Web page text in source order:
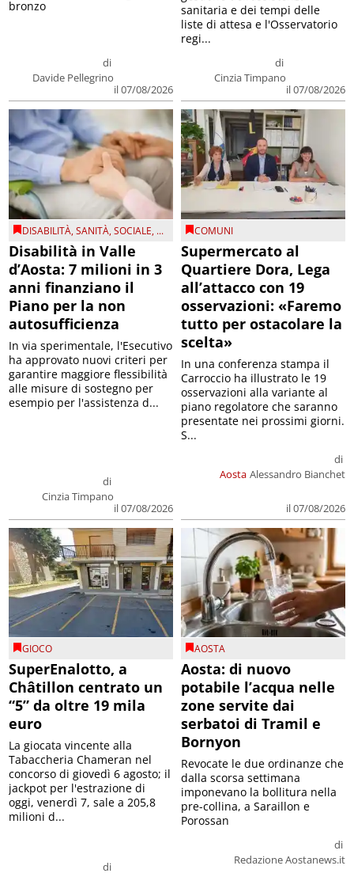
di
Davide Pellegrino
il 07/08/2026
bronzo
di
Cinzia Timpano
il 07/08/2026
sanitaria e dei tempi delle
liste di attesa e l'Osservatorio
regi...
DISABILITÀ,SANITÀ,SOCIALE, ...
Disabilità in Valle
d’Aosta: 7 milioni in 3
anni finanziano il
Piano per la non
autosufficienza
di
Cinzia Timpano
il 07/08/2026
In via sperimentale, l'Esecutivo
ha approvato nuovi criteri per
garantire maggiore flessibilità
alle misure di sostegno per
esempio per l'assistenza d...
COMUNI
Supermercato al
Quartiere Dora, Lega
all’attacco con 19
osservazioni: «Faremo
tutto per ostacolare la
scelta»
Aosta
di
Alessandro Bianchet
il 07/08/2026
In una conferenza stampa il
Carroccio ha illustrato le 19
osservazioni alla variante al
piano regolatore che saranno
presentate nei prossimi giorni.
S...
GIOCO
SuperEnalotto, a
Châtillon centrato un
“5” da oltre 19 mila
euro
di
La giocata vincente alla
Tabaccheria Chameran nel
concorso di giovedì 6 agosto; il
jackpot per l'estrazione di
oggi, venerdì 7, sale a 205,8
milioni d...
AOSTA
Aosta: di nuovo
potabile l’acqua nelle
zone servite dai
serbatoi di Tramil e
Bornyon
di
Redazione Aostanews.it
Revocate le due ordinanze che
dalla scorsa settimana
imponevano la bollitura nella
pre-collina, a Saraillon e
Porossan